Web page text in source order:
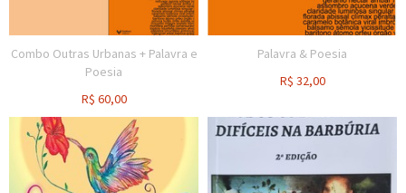
Combo Outras Urbanas + Palavra e
Poesia
R$ 60,00
Palavra & Poesia
R$ 32,00